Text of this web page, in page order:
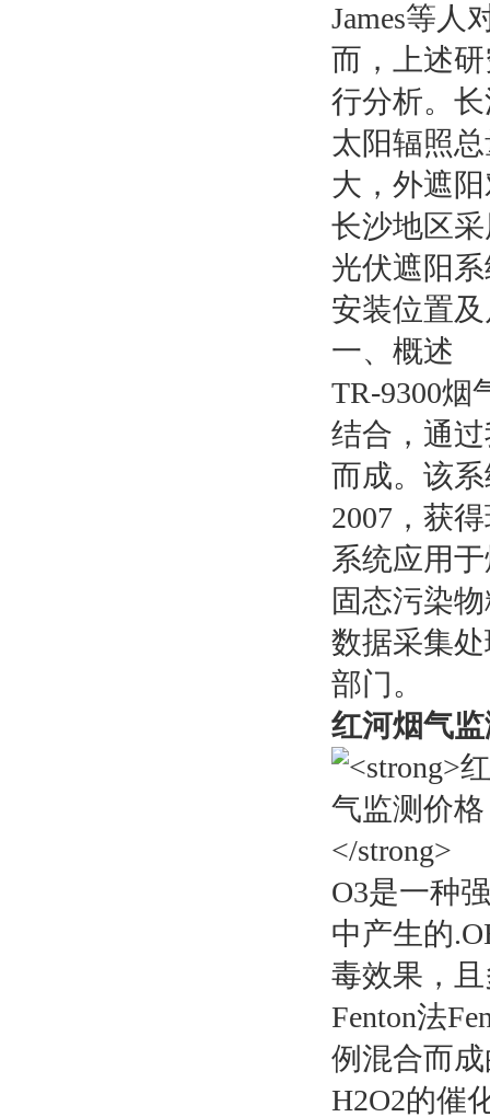
James等人
而，上述
行分析。
太阳辐照
大，外遮
长沙地区
光伏遮阳
安装位置
一、概述
TR-9300烟
结合，通
而成。该
2007，获
系统应用
固态污染
数据采集
部门。
红河烟气
O3是一种
中产生的
毒效果，
Fenton法
例混合而
H2O2的催